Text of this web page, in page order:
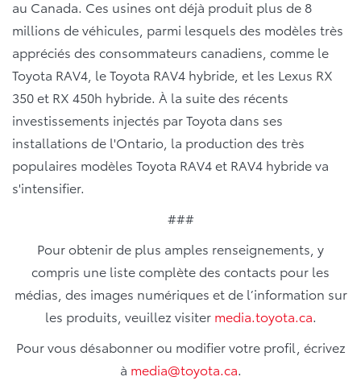
au Canada. Ces usines ont déjà produit plus de 8
millions de véhicules, parmi lesquels des modèles très
appréciés des consommateurs canadiens, comme le
Toyota RAV4, le Toyota RAV4 hybride, et les Lexus RX
350 et RX 450h hybride. À la suite des récents
investissements injectés par Toyota dans ses
installations de l'Ontario, la production des très
populaires modèles Toyota RAV4 et RAV4 hybride va
s'intensifier.
###
Pour obtenir de plus amples renseignements, y
compris une liste complète des contacts pour les
médias, des images numériques et de l’information sur
les produits, veuillez visiter media.toyota.ca.
Pour vous désabonner ou modifier votre profil, écrivez
à media@toyota.ca.